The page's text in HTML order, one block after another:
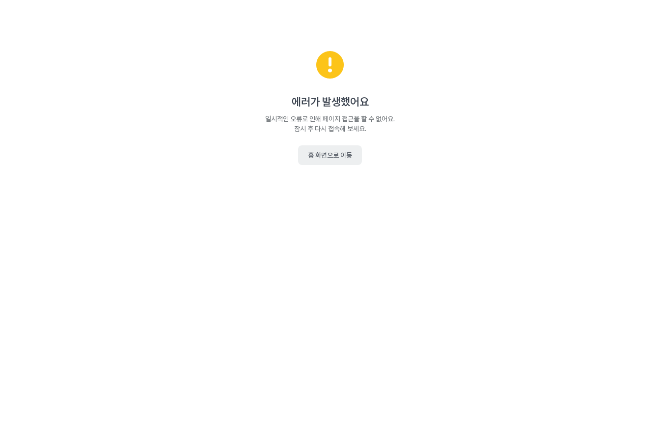
에러가 발생했어요
일시적인 오류로 인해 페이지 접근을 할 수 없어요.
잠시 후 다시 접속해 보세요.
홈 화면으로 이동